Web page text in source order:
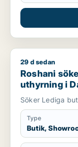
Roshani söker
29 d sedan
Roshani
uthyrning i
Sundbyberg
Söker Lediga
Type
Butik,